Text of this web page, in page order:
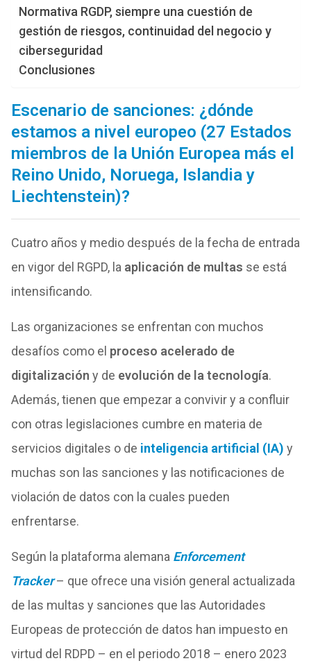
Normativa RGDP, siempre una cuestión de
gestión de riesgos, continuidad del negocio y
ciberseguridad
Conclusiones
Escenario de sanciones: ¿dónde
estamos a nivel europeo (27 Estados
miembros de la Unión Europea más el
Reino Unido, Noruega, Islandia y
Liechtenstein)?
Cuatro años y medio después de la fecha de entrada
en vigor del RGPD, la aplicación de multas se está
intensificando.
Las organizaciones se enfrentan con muchos
desafíos como el proceso acelerado de
digitalización y de evolución de la tecnología.
Además, tienen que empezar a convivir y a confluir
con otras legislaciones cumbre en materia de
servicios digitales o de inteligencia artificial (IA) y
muchas son las sanciones y las notificaciones de
violación de datos con la cuales pueden
enfrentarse.
Según la plataforma alemana Enforcement
Tracker – que ofrece una visión general actualizada
de las multas y sanciones que las Autoridades
Europeas de protección de datos han impuesto en
virtud del RDPD – en el periodo 2018 – enero 2023